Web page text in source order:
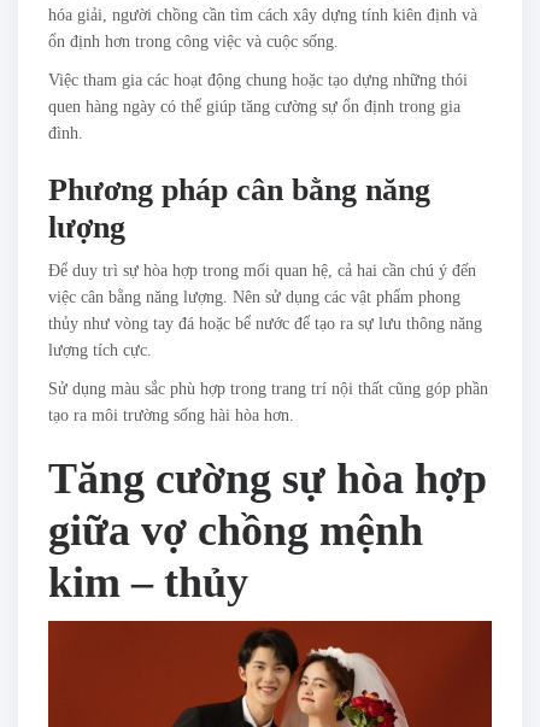
hóa giải, người chồng cần tìm cách xây dựng tính kiên định và
ổn định hơn trong công việc và cuộc sống.
Việc tham gia các hoạt động chung hoặc tạo dựng những thói
quen hàng ngày có thể giúp tăng cường sự ổn định trong gia
đình.
Phương pháp cân bằng năng
lượng
Để duy trì sự hòa hợp trong mối quan hệ, cả hai cần chú ý đến
việc cân bằng năng lượng. Nên sử dụng các vật phẩm phong
thủy như vòng tay đá hoặc bể nước để tạo ra sự lưu thông năng
lượng tích cực.
Sử dụng màu sắc phù hợp trong trang trí nội thất cũng góp phần
tạo ra môi trường sống hài hòa hơn.
Tăng cường sự hòa hợp
giữa vợ chồng mệnh
kim – thủy